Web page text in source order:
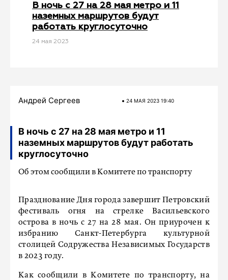
В ночь с 27 на 28 мая метро и 11
наземных маршрутов будут
работать круглосуточно
24 мая 2023
Андрей Сергеев 24 МАЯ 2023 19:40
В ночь с 27 на 28 мая метро и 11
наземных маршрутов будут работать
круглосуточно
Об этом сообщили в Комитете по транспорту
Празднование Дня города завершит Петровский
фестиваль огня на стрелке Васильевского
острова в ночь с 27 на 28 мая. Он приурочен к
избранию Санкт-Петербурга культурной
столицей Содружества Независимых Государств
в 2023 году.
Как сообщили в Комитете по транспорту, на